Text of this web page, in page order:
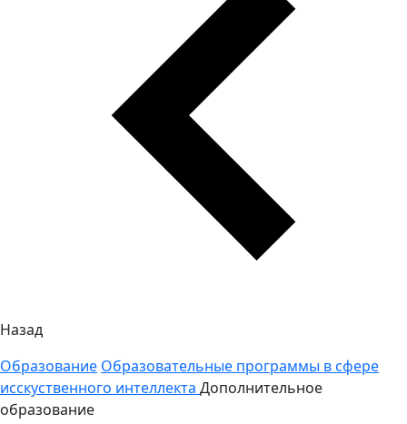
Назад
Образование Образовательные программы в сфере
исскуственного интеллекта Дополнительное
образование